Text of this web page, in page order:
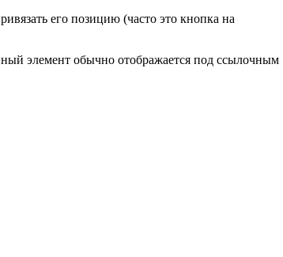
его позицию (часто это кнопка на
элемент обычно отображается под ссылочным